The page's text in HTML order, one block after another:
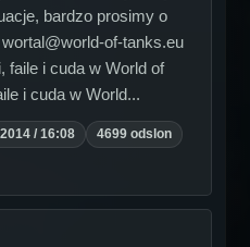
bardzo prosimy o
of-tanks.eu
faile i cuda w World of
i cuda w World...
/ 16:08
4699 odslon